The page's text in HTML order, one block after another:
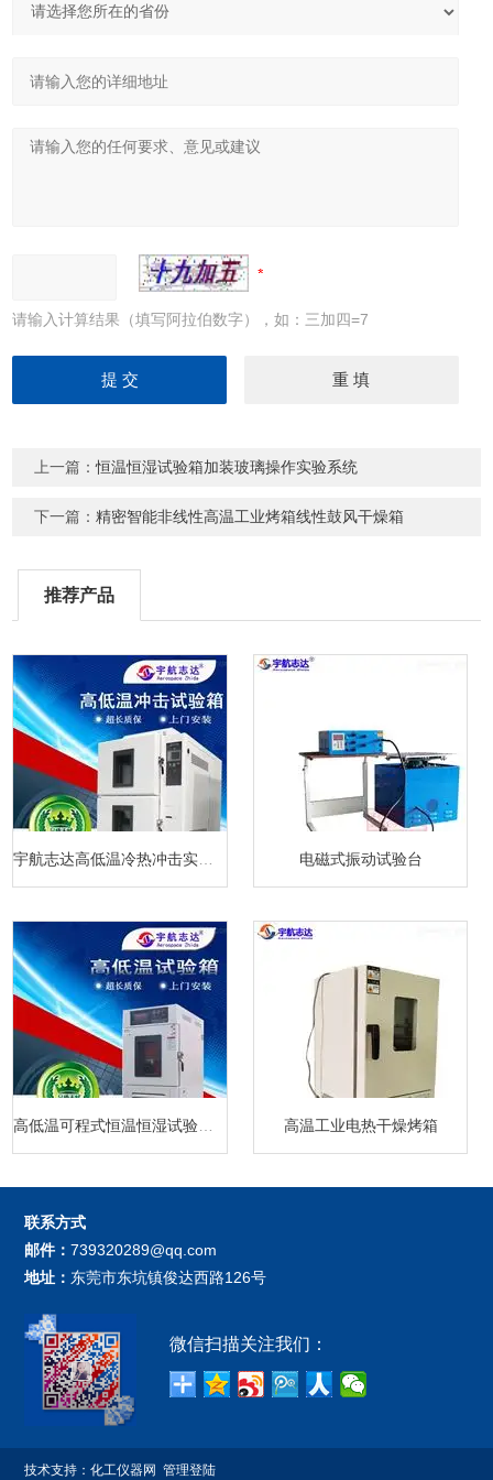
请输入计算结果（填写阿拉伯数字），如：三加四=7
上一篇：恒温恒湿试验箱加装玻璃操作实验系统
下一篇：精密智能非线性高温工业烤箱线性鼓风干燥箱
推荐产品
电磁式振动试验台
高温工业电热干燥烤箱
联系方式
邮件：739320289@qq.com
地址： 东莞市东坑镇俊达西路126号
微信扫描关注我们：
技术支持：化工仪器网 管理登陆